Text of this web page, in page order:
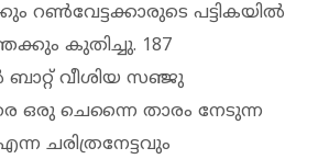
റൺവേട്ടക്കാരുടെ പട്ടികയിൽ
കുതിച്ചു. 187
ബാറ്റ് വീശിയ സഞ്ജു
ഒരു ചെന്നൈ താരം നേടുന്ന
ചരിത്രനേട്ടവും